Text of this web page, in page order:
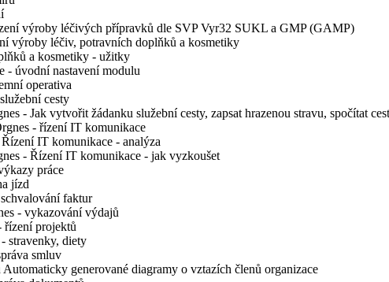
výroby léčivých přípravků dle SVP Vyr32 SUKL a GMP (GAMP)
výroby léčiv, potravních doplňků a kosmetiky
a kosmetiky - užitky
- úvodní nastavení modulu
operativa
cesty
- Jak vytvořit žádanku služební cesty, zapsat hrazenou stravu, spočítat
- řízení IT komunikace
IT komunikace - analýza
- Řízení IT komunikace - jak vyzkoušet
práce
jízd
faktur
- vykazování výdajů
řízení projektů
stravenky, diety
smluv
generované diagramy o vztazích členů organizace